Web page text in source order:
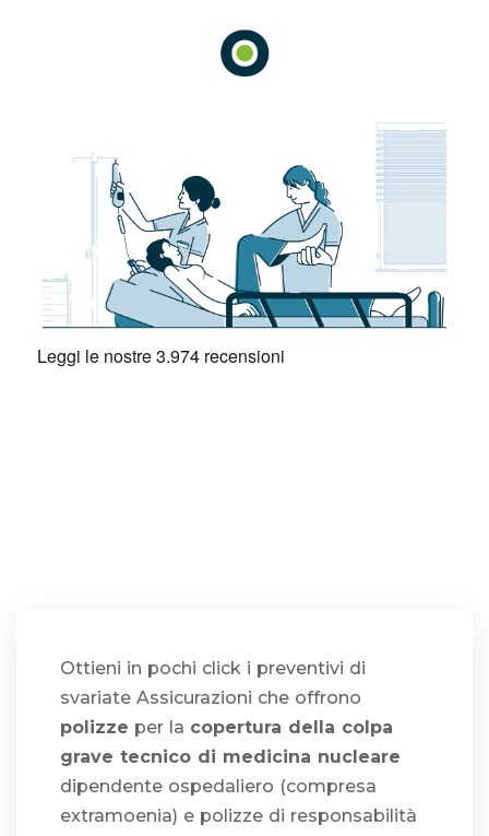
Ottieni in pochi click i preventivi di
svariate Assicurazioni che offrono
polizze per la copertura della colpa
grave tecnico di medicina nucleare
dipendente ospedaliero (compresa
extramoenia) e polizze di responsabilità